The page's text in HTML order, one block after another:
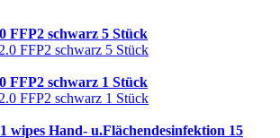
schwarz 5 Stück
schwarz 1 Stück
Hand- u.Flächendesinfektion 15